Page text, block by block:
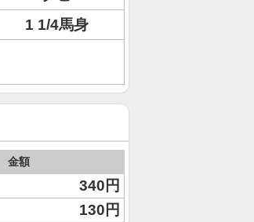
1 1/4馬身
金額
340円
130円